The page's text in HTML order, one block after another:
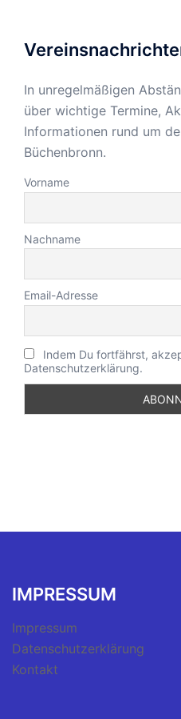
In unregelmäßigen
über wichtige Termine,
Informationen rund um
Büchenbronn.
Vorname
Nachname
Email-Adresse
Indem Du fortfährst,
Datenschutzerklärung.
IMPRESSUM
Impressum
Datenschutzerklärung
Kontakt